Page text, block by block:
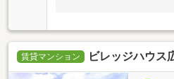
賃貸マンション ビレッジハウス